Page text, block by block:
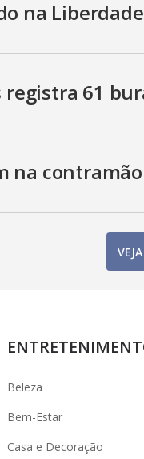
na
registra 61
na
Beleza
Bem-Estar
Casa e Decoração